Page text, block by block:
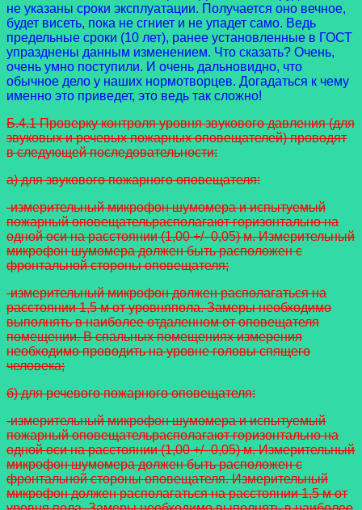
не указаны сроки эксплуатации. Получается оно вечное,
будет висеть, пока не сгниет и не упадет само. Ведь
предельные сроки (10 лет), ранее установленные в ГОСТ
упразднены данным изменением. Что сказать? Очень,
очень умно поступили. И очень дальновидно, что
обычное дело у наших нормотворцев. Догадаться к чему
именно это приведет, это ведь так сложно!
Б.4.1 Проверку контроля уровня звукового давления (для
звуковых и речевых пожарных оповещателей) проводят
в следующей последовательности:
а) для звукового пожарного оповещателя:
-измерительный микрофон шумомера и испытуемый
пожарный оповещательрасполагают горизонтально на
одной оси на расстоянии (1,00 +/- 0,05) м. Измерительный
микрофон шумомера должен быть расположен с
фронтальной стороны оповещателя;
-измерительный микрофон должен располагаться на
расстоянии 1,5 м от уровняпола. Замеры необходимо
выполнять в наиболее отдаленном от оповещателя
помещении. В спальных помещениях измерения
необходимо проводить на уровне головы спящего
человека;
б) для речевого пожарного оповещателя:
-измерительный микрофон шумомера и испытуемый
пожарный оповещательрасполагают горизонтально на
одной оси на расстоянии (1,00 +/- 0,05) м. Измерительный
микрофон шумомера должен быть расположен с
фронтальной стороны оповещателя. Измерительный
микрофон должен располагаться на расстоянии 1,5 м от